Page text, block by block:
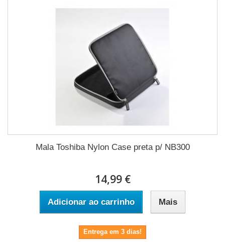
Mala Toshiba Nylon Case preta p/ NB300
14,99 €
Adicionar ao carrinho Mais
Entrega em 3 dias!